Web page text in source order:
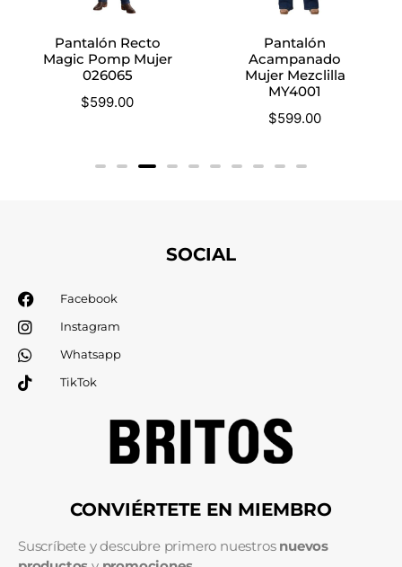
Pantalón Recto
Magic Pomp Mujer
026065
$599.00
Pantalón
Acampanado
Mujer Mezclilla
MY4001
$599.00
SOCIAL
Facebook
Instagram
Whatsapp
TikTok
CONVIÉRTETE EN MIEMBRO
Suscríbete y descubre primero nuestros nuevos